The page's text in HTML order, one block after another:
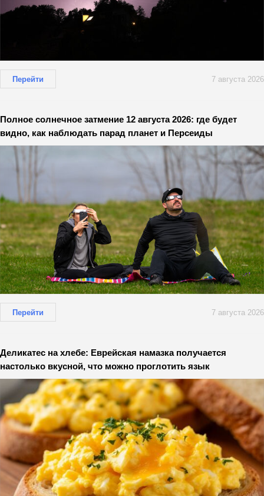
Перейти 7 августа 2026
Полное солнечное затмение 12 августа 2026: где будет
видно, как наблюдать парад планет и Персеиды
Перейти 7 августа 2026
Деликатес на хлебе: Еврейская намазка получается
настолько вкусной, что можно проглотить язык